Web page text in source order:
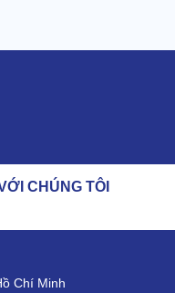
CHÚNG TÔI
Chí Minh